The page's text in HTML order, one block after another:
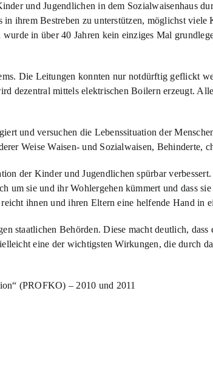
und Jugendlichen in dem Sozialwaisenhaus
ihrem Bestreben zu unterstützen, möglichst
in über 40 Jahren kein einziges Mal
Die Leitungen konnten nur notdürftig geflickt
dezentral mittels elektrischen Boilern erzeugt.
und versuchen die Lebenssituation der
Weise Waisen- und Sozialwaisen, Behinderte,
der Kinder und Jugendlichen spürbar
um sie und ihr Wohlergehen kümmert und dass
ihnen und ihren Eltern eine helfende Hand in
staatlichen Behörden. Diese macht deutlich, dass
eine der wichtigsten Wirkungen, die durch
(PROFKO) – 2010 und 2011